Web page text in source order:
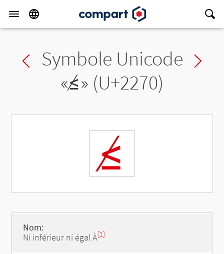
Previous char
Symbole Unicode
«≰» (U+2270)
≰
Nom:
Ni inférieur ni égal À[1]